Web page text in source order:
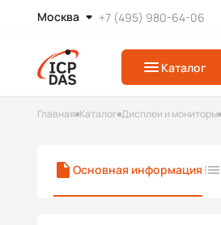
Москва +7 (495) 980-64-06
Каталог
Главная Каталог Дисплеи и мониторы
Основная информация